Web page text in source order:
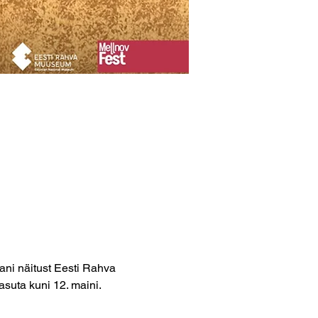
näitust Eesti Rahva
kuni 12. maini.